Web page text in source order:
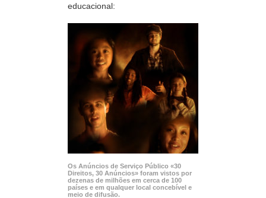
educacional:
Os Anúncios de Serviço Público «30
Direitos, 30 Anúncios» foram vistos por
dezenas de milhões em cerca de 100
países e em qualquer local concebível e
meio de difusão.